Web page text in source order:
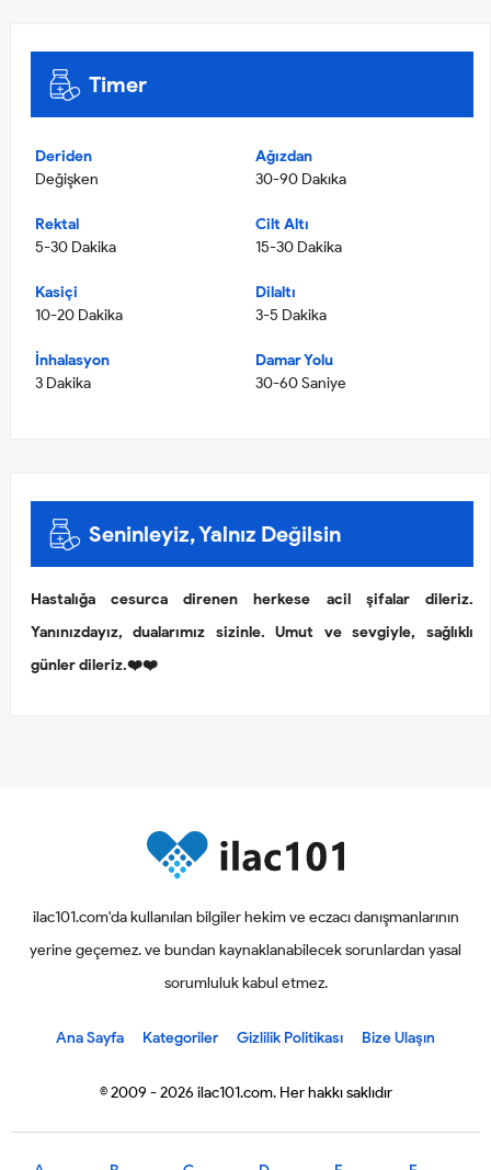
Timer
Deriden
Değişken
Ağızdan
30-90 Dakıka
Rektal
5-30 Dakika
Cilt Altı
15-30 Dakika
Kasiçi
10-20 Dakika
Dilaltı
3-5 Dakika
İnhalasyon
3 Dakika
Damar Yolu
30-60 Saniye
Seninleyiz, Yalnız Değilsin
Hastalığa cesurca direnen herkese acil şifalar dileriz.
Yanınızdayız, dualarımız sizinle. Umut ve sevgiyle, sağlıklı
günler dileriz.❤️❤️
ilac101.com'da kullanılan bilgiler hekim ve eczacı danışmanlarının
yerine geçemez. ve bundan kaynaklanabilecek sorunlardan yasal
sorumluluk kabul etmez.
Ana Sayfa Kategoriler Gizlilik Politikası Bize Ulaşın
© 2009 - 2026 ilac101.com. Her hakkı saklıdır